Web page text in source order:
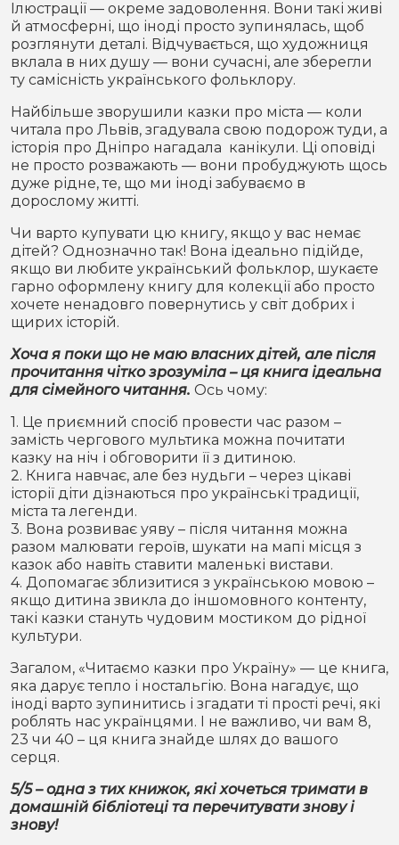
Ілюстрації — окреме задоволення. Вони такі живі
й атмосферні, що іноді просто зупинялась, щоб
розглянути деталі. Відчувається, що художниця
вклала в них душу — вони сучасні, але зберегли
ту самісність українського фольклору.
Найбільше зворушили казки про міста — коли
читала про Львів, згадувала свою подорож туди, а
історія про Дніпро нагадала канікули. Ці оповіді
не просто розважають — вони пробуджують щось
дуже рідне, те, що ми іноді забуваємо в
дорослому житті.
Чи варто купувати цю книгу, якщо у вас немає
дітей? Однозначно так! Вона ідеально підійде,
якщо ви любите український фольклор, шукаєте
гарно оформлену книгу для колекції або просто
хочете ненадовго повернутись у світ добрих і
щирих історій.
Хоча я поки що не маю власних дітей, але після
прочитання чітко зрозуміла – ця книга ідеальна
для сімейного читання. Ось чому:
1. Це приємний спосіб провести час разом –
замість чергового мультика можна почитати
казку на ніч і обговорити її з дитиною.
2. Книга навчає, але без нудьги – через цікаві
історії діти дізнаються про українські традиції,
міста та легенди.
3. Вона розвиває уяву – після читання можна
разом малювати героїв, шукати на мапі місця з
казок або навіть ставити маленькі вистави.
4. Допомагає зблизитися з українською мовою –
якщо дитина звикла до іншомовного контенту,
такі казки стануть чудовим мостиком до рідної
культури.
Загалом, «Читаємо казки про Україну» — це книга,
яка дарує тепло і ностальгію. Вона нагадує, що
іноді варто зупинитись і згадати ті прості речі, які
роблять нас українцями. І не важливо, чи вам 8,
23 чи 40 – ця книга знайде шлях до вашого
серця.
5/5 – одна з тих книжок, які хочеться тримати в
домашній бібліотеці та перечитувати знову і
знову!